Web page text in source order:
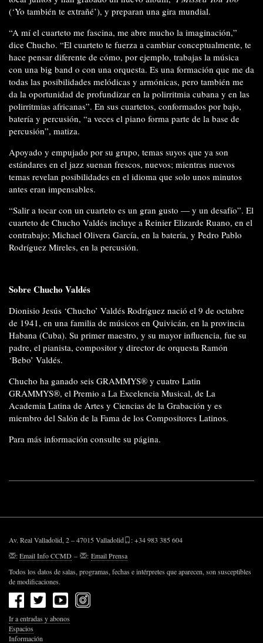
(‘Yo también te extrañé’), y preparan una gira mundial.
“A mí el cuarteto me fascina, me abre mucho la imaginación,”
dice Chucho. “El cuarteto te fuerza a cambiar conceptualmente, te
hace pensar diferente de cómo, por ejemplo, trabajas la música
con una big band o con una orquesta. Es una formación que me da
todas las posibilidades melódicas y armónicas, pero también me
da la oportunidad de profundizar en la polirritmia cubana y en las
polirritmias africanas”. En sus cuartetos, conformados por bajo,
batería y percusión, “a veces el piano forma parte de la base de
percusión”, matiza.
Apoyado y empujado por su grupo, temas suyos que ya son
estándares en el jazz suenan frescos, nuevos; mientras nuevos
temas revelan posibilidades en el idioma que solo unos minutos
antes eran impensables.
“Salir a tocar con un cuarteto es un gran gusto — y un desafío”. El
cuarteto de Chucho Valdés incluye a Reinier Elizarde Ruano, en el
contrabajo; Michael Olivera García, en la batería, y Pedro Pablo
Rodríguez Mireles, en la percusión.
Sobre Chucho Valdés
Dionisio Jesús ‘Chucho’ Valdés Rodríguez nació el 9 de octubre
de 1941, en una familia de músicos en Quivicán, en la provincia
Habana (Cuba). Su primer maestro, y su mayor influencia, fue su
padre, el pianista, compositor y director de orquesta Ramón
‘Bebo’ Valdés.
Chucho ha ganado seis GRAMMYS® y cuatro Latin
GRAMMYS®, el Premio a La Excelencia Musical, de La
Academia Latina de Artes y Ciencias de la Grabación y es
miembro del Salón de la Fama de los Compositores Latinos.
Para más información consulte su página.
Av. Real Valladolid, 2 – 47015 Valladolid
: +34 983 385 604
:Email Info CCMD – : Email Prensa
Todos los datos de salas, programas, fechas e intérpretes que aparecen, son susceptibles
de modificaciones.
Ir a entradas y abonos
Espacios
Información